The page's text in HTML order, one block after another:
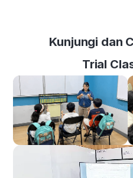
Kunjungi dan
Trial